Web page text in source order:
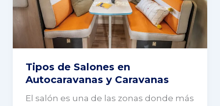
Tipos de Salones en
Autocaravanas y Caravanas
El salón es una de las zonas donde más
y
Caravanas